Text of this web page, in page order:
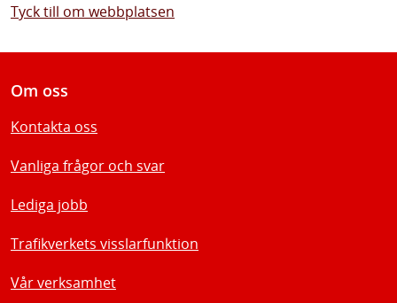
Tyck till om webbplatsen
Om oss
Kontakta oss
Vanliga frågor och svar
Lediga jobb
Trafikverkets visslarfunktion
Vår verksamhet